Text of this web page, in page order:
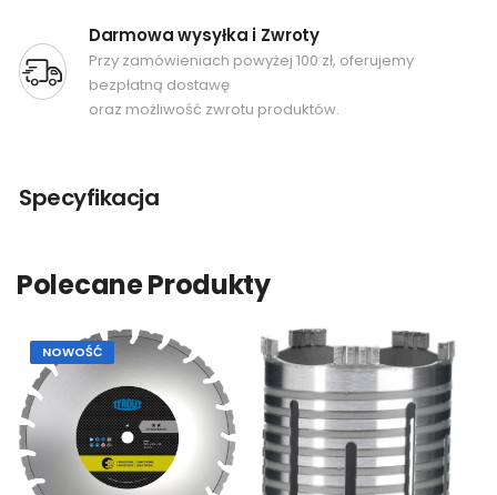
Darmowa wysyłka i Zwroty
Przy zamówieniach powyżej 100 zł, oferujemy
bezpłatną dostawę
oraz możliwość zwrotu produktów.
Specyfikacja
Polecane Produkty
NOWOŚĆ